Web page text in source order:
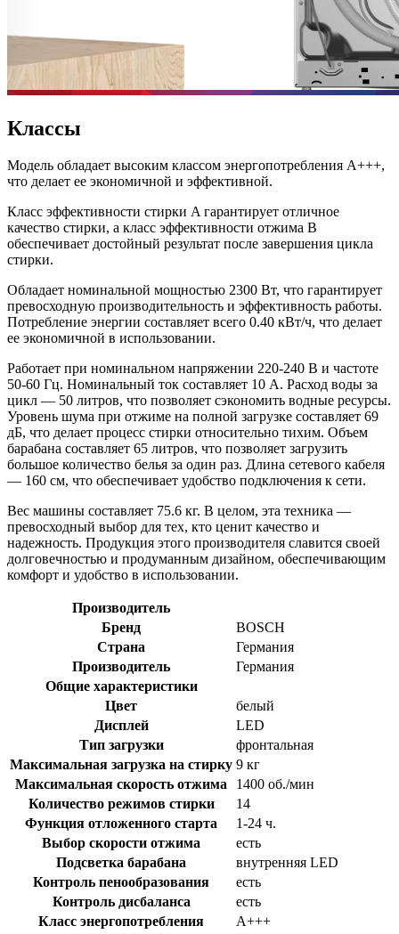
Классы
Модель обладает высоким классом энергопотребления A+++,
что делает ее экономичной и эффективной.
Класс эффективности стирки A гарантирует отличное
качество стирки, а класс эффективности отжима B
обеспечивает достойный результат после завершения цикла
стирки.
Обладает номинальной мощностью 2300 Вт, что гарантирует
превосходную производительность и эффективность работы.
Потребление энергии составляет всего 0.40 кВт/ч, что делает
ее экономичной в использовании.
Работает при номинальном напряжении 220-240 В и частоте
50-60 Гц. Номинальный ток составляет 10 А. Расход воды за
цикл — 50 литров, что позволяет сэкономить водные ресурсы.
Уровень шума при отжиме на полной загрузке составляет 69
дБ, что делает процесс стирки относительно тихим. Объем
барабана составляет 65 литров, что позволяет загрузить
большое количество белья за один раз. Длина сетевого кабеля
— 160 см, что обеспечивает удобство подключения к сети.
Вес машины составляет 75.6 кг. В целом, эта техника —
превосходный выбор для тех, кто ценит качество и
надежность. Продукция этого производителя славится своей
долговечностью и продуманным дизайном, обеспечивающим
комфорт и удобство в использовании.
Производитель
Бренд
BOSCH
Страна
Германия
Производитель
Германия
Общие характеристики
Цвет
белый
Дисплей
LED
Тип загрузки
фронтальная
Максимальная загрузка на стирку 9 кг
Максимальная скорость отжима
1400 об./мин
Количество режимов стирки
14
Функция отложенного старта
1-24 ч.
Выбор скорости отжима
есть
Подсветка барабана
внутренняя LED
Контроль пенообразования
есть
Контроль дисбаланса
есть
Класс энергопотребления
A+++